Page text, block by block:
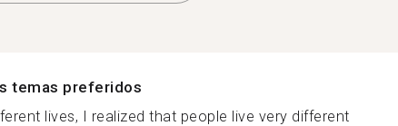
temas preferidos
lives, I realized that people live very different